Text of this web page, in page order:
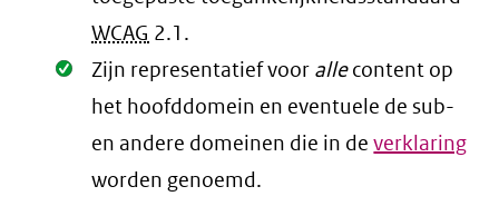
WCAG 2.1 .
Oké.
Zijn representatief voor allecontent op
het hoofddomein en eventuele de sub-
en andere domeinen die in deverklaring
worden genoemd.